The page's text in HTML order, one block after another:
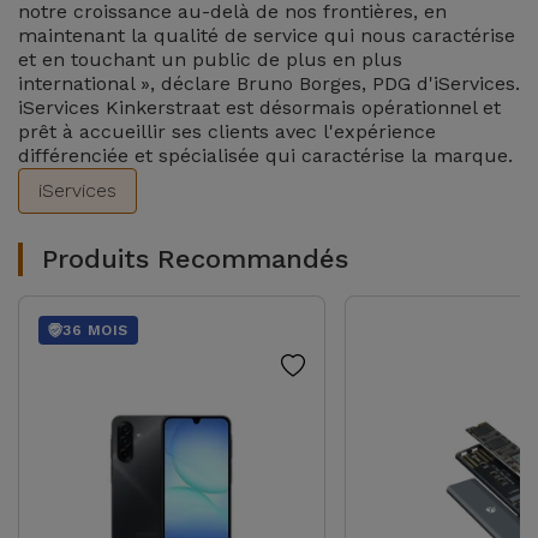
Autres
Marques
Voir
tout
et
Bracelets
Chaînes
de
Téléphone
Gadgets
Hygiène
et
Portefeuilles,
Étuis et Sacs
notre croissance au-delà de nos frontières, en
maintenant la qualité de service qui nous caractérise
et en touchant un public de plus en plus
international », déclare Bruno Borges, PDG d'iServices.
iServices Kinkerstraat est désormais opérationnel et
prêt à accueillir ses clients avec l'expérience
différenciée et spécialisée qui caractérise la marque.
iServices
Produits Recommandés
36 MOIS